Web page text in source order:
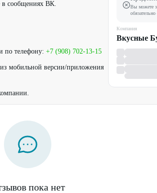
в сообщениях ВК.
по телефону: +7 (908) 702-13-15
мобильной версии/приложения
Вы можете
Компания
Вкусные
пока нет